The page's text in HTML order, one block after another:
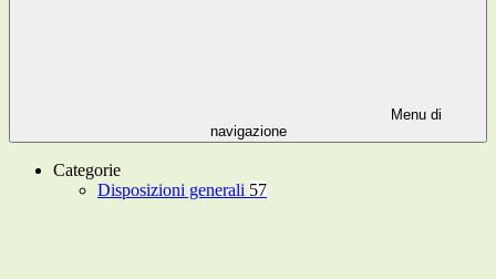
Menu di
navigazione
Categorie
Disposizioni generali 57